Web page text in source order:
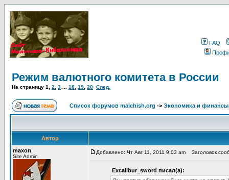
FAQ
Режим валютного комитета в России
На страницу 1 2 3 18 19 20 След.
Список форумов malchish.org -> Экономика и финансы
Автор
maxon
Site Admin
Добавлено: Чт Авг 11, 2011 9:03 am Заголовок
Excalibur_sword писал(а):